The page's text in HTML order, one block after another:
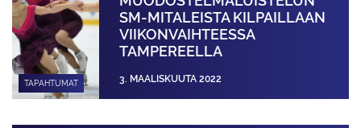
TAPAHTUMAT
SM-MITALEISTA KILPAILLAAN
VIIKON­VAIHTEESSA
TAMPEREELLA
3. MAALISKUUTA 2022